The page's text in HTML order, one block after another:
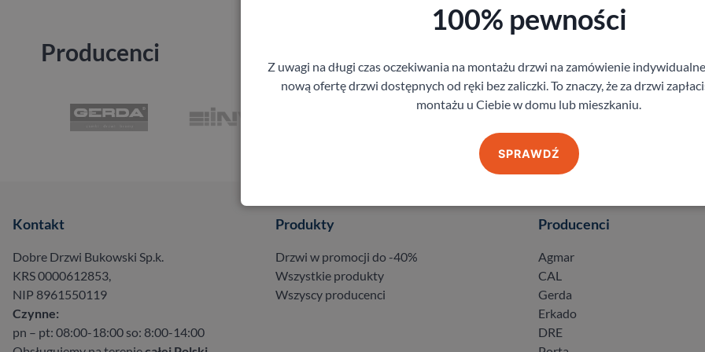
Producenci
Kontakt
Dobre Drzwi Bukowski Sp.k.
KRS 0000612853,
NIP 8961550119
Czynne:
pn – pt: 08:00-18:00 so: 8:00-14:00
Produkty
Drzwi w promocji do -40%
Wszystkie produkty
Wszyscy producenci
Producenci
Agmar
CAL
Gerda
Erkado
DRE
100% pewności
Z uwagi na długi czas oczekiwania na montażu drzwi na zamówienie
nową ofertę drzwi dostępnych od ręki bez zaliczki. To znaczy, że za drzwi
montażu u Ciebie w domu lub mieszkaniu.
SPRAWDŹ